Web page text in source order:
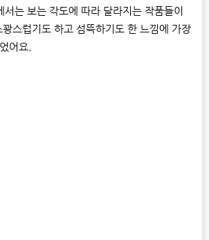
는 보는 각도에 따라 달라지는 작품들이
스럽기도 하고 섬뜩하기도 한 느낌에 가장
어요.